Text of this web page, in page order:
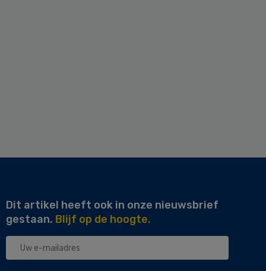
Dit artikel heeft ook in onze nieuwsbrief
gestaan. Blijf op de hoogte.
Uw